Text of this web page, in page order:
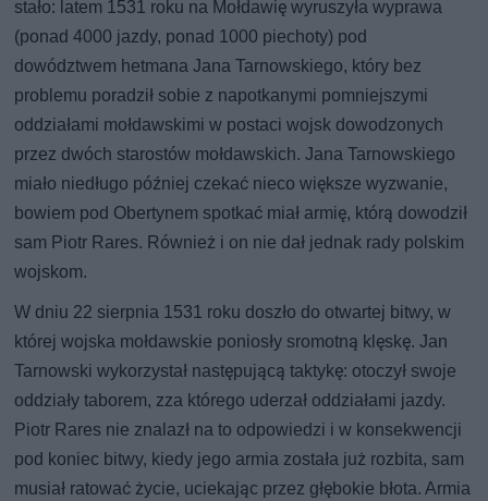
stało: latem 1531 roku na Mołdawię wyruszyła wyprawa
(ponad 4000 jazdy, ponad 1000 piechoty) pod
dowództwem hetmana Jana Tarnowskiego, który bez
problemu poradził sobie z napotkanymi pomniejszymi
oddziałami mołdawskimi w postaci wojsk dowodzonych
przez dwóch starostów mołdawskich. Jana Tarnowskiego
miało niedługo później czekać nieco większe wyzwanie,
bowiem pod Obertynem spotkać miał armię, którą dowodził
sam Piotr Rares. Również i on nie dał jednak rady polskim
wojskom.
W dniu 22 sierpnia 1531 roku doszło do otwartej bitwy, w
której wojska mołdawskie poniosły sromotną klęskę. Jan
Tarnowski wykorzystał następującą taktykę: otoczył swoje
oddziały taborem, zza którego uderzał oddziałami jazdy.
Piotr Rares nie znalazł na to odpowiedzi i w konsekwencji
pod koniec bitwy, kiedy jego armia została już rozbita, sam
musiał ratować życie, uciekając przez głębokie błota. Armia